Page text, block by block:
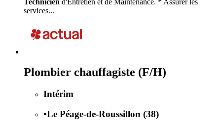
services...
Plombier chauffagiste (F/H)
Intérim
•Le Péage-de-Roussillon (38)